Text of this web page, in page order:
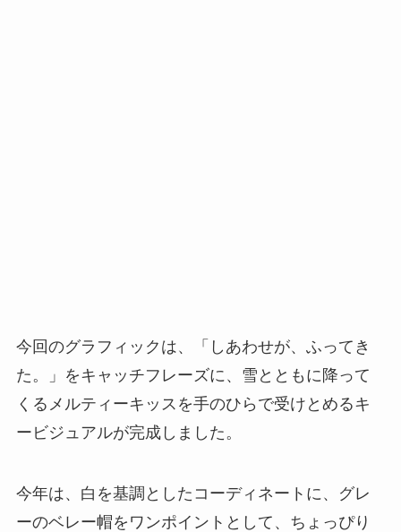
今回のグラフィックは、「しあわせが、ふってき
た。」をキャッチフレーズに、雪とともに降って
くるメルティーキッスを手のひらで受けとめるキ
ービジュアルが完成しました。
今年は、白を基調としたコーディネートに、グレ
ーのベレー帽をワンポイントとして、ちょっぴり